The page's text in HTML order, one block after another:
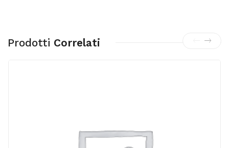
Prodotti Correlati